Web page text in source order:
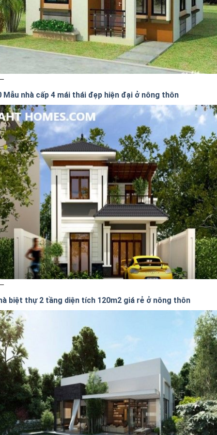
Mẫu nhà cấp 4 mái thái đẹp hiện đại ở nông thôn
biệt thự 2 tầng diện tích 120m2 giá rẻ ở nông thôn